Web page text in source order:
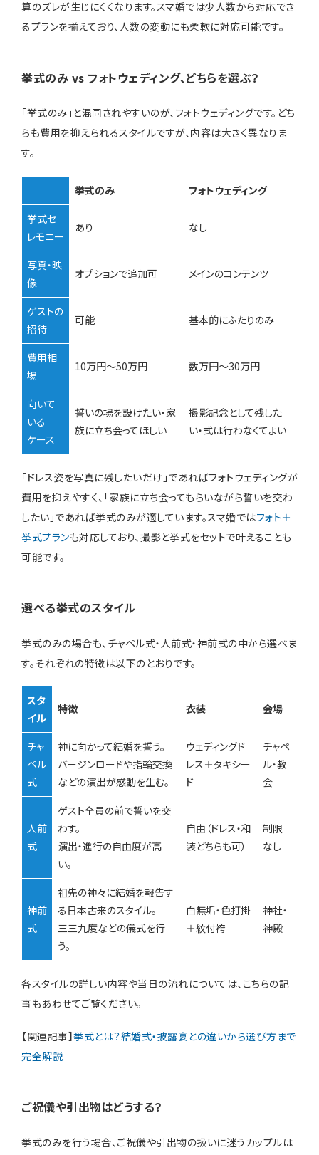
算のズレが生じにくくなります。スマ婚では少人数から対応でき
るプランを揃えており、人数の変動にも柔軟に対応可能です。
挙式のみ vs フォトウェディング、どちらを選ぶ？
「挙式のみ」と混同されやすいのが、フォトウェディングです。どち
らも費用を抑えられるスタイルですが、内容は大きく異なりま
す。
挙式のみ
フォトウェディング
挙式セ
レモニー
あり なし
写真・映
像
オプションで追加可 メインのコンテンツ
ゲストの
招待
可能 基本的にふたりのみ
費用相
場
10万円〜50万円 数万円〜30万円
向いて
いる
ケース
誓いの場を設けたい・家
族に立ち会ってほしい
撮影記念として残した
い・式は行わなくてよい
「ドレス姿を写真に残したいだけ」であればフォトウェディングが
費用を抑えやすく、「家族に立ち会ってもらいながら誓いを交わ
したい」であれば挙式のみが適しています。スマ婚ではフォト＋
挙式プランも対応しており、撮影と挙式をセットで叶えることも
可能です。
選べる挙式のスタイル
挙式のみの場合も、チャペル式・人前式・神前式の中から選べま
す。それぞれの特徴は以下のとおりです。
スタ
イル
特徴 衣装 会場
チャ
ペル
式
神に向かって結婚を誓う。
バージンロードや指輪交換
などの演出が感動を生む。
ウェディングド
レス＋タキシー
ド
チャペ
ル・教
会
人前
式
ゲスト全員の前で誓いを交
わす。
演出・進行の自由度が高
い。
自由（ドレス・和
装どちらも可）
制限
なし
神前
式
祖先の神々に結婚を報告す
る日本古来のスタイル。
三三九度などの儀式を行
う。
白無垢・色打掛
＋紋付袴
神社・
神殿
各スタイルの詳しい内容や当日の流れについては、こちらの記
事もあわせてご覧ください。
【関連記事】挙式とは？結婚式・披露宴との違いから選び方まで
完全解説
ご祝儀や引出物はどうする？
挙式のみを行う場合、ご祝儀や引出物の扱いに迷うカップルは